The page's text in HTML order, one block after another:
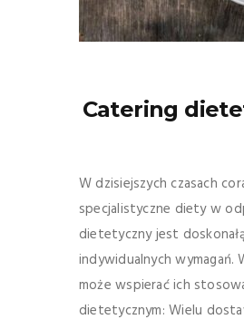
Catering
W dzisiejszych czasach
specjalistyczne diety w
dietetyczny jest
indywidualnych
może wspierać ich
dietetycznym: Wielu